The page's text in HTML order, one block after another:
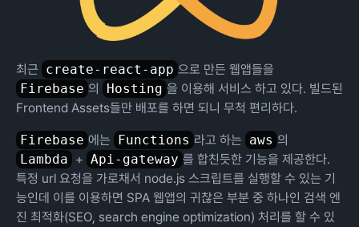
최근 create-react-app 으로 만든 웹앱들을
Firebase 의 Hosting 을 이용해 서비스 하고 있다. 빌드된
Frontend Assets들만 배포를 하면 되니 무척 편리하다.
Firebase 에는 Functions 라고 하는 aws 의
Lambda + Api-gateway 를 합친듯한 기능을 제공한다.
특정 url 요청을 가로채서 node.js 스크립트를 실행할 수 있는 기
능인데 이를 이용하면 SPA 웹앱의 귀찮은 부분 중 하나인 검색 엔
진 최적화(SEO, search engine optimization) 처리를 할 수 있